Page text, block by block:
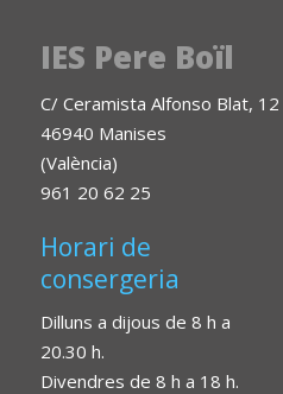
IES Pere Boïl
C/ Ceramista Alfonso Blat, 12
46940 Manises
(València)
961 20 62 25
Horari de
consergeria
Dilluns a dijous de 8 h a
20.30 h.
Divendres de 8 h a 18 h.